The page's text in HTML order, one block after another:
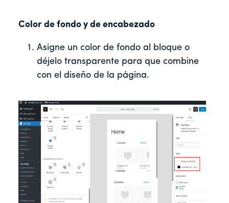
Color de fondo y de encabezado
Asigne un color de fondo al bloque o
déjelo transparente para que combine
con el diseño de la página.